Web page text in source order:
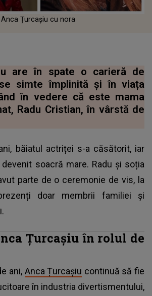
Țurcașiu cu nora
are în spate o carieră de
simte împlinită și în viața
în vedere că este mama
Radu Cristian, în vârstă de
băiatul actriței s-a căsătorit, iar
soacră mare. Radu și soția
parte de o ceremonie de vis, la
doar membrii familiei și
Țurcașiu în rolul de
ani, Anca Țurcașiu continuă să fie
în industria divertismentului,